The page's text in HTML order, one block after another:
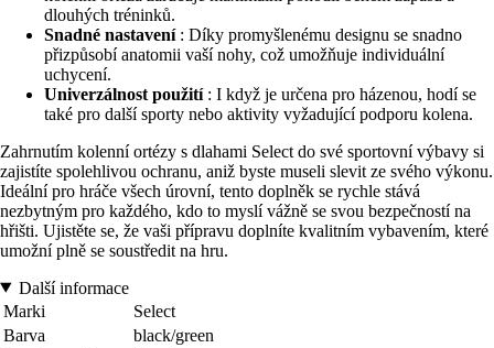
dlouhých tréninků.
Snadné nastavení: Díky promyšlenému designu se snadno
přizpůsobí anatomii vaší nohy, což umožňuje individuální
uchycení.
Univerzálnost použití: I když je určena pro házenou, hodí se
také pro další sporty nebo aktivity vyžadující podporu kolena.
Zahrnutím kolenní ortézy s dlahami Select do své sportovní výbavy si
zajistíte spolehlivou ochranu, aniž byste museli slevit ze svého výkonu.
Ideální pro hráče všech úrovní, tento doplněk se rychle stává
nezbytným pro každého, kdo to myslí vážně se svou bezpečností na
hřišti. Ujistěte se, že vaši přípravu doplníte kvalitním vybavením, které
umožní plně se soustředit na hru.
Další informace
Marki
Select
Barva
black/green